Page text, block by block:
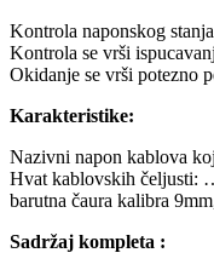
Kontrola naponskog
Kontrola se vrši
Okidanje se vrši potezno
Karakteristike:
Nazivni napon kablova
Hvat kablovskih
barutna čaura kalibra
Sadržaj kompleta :